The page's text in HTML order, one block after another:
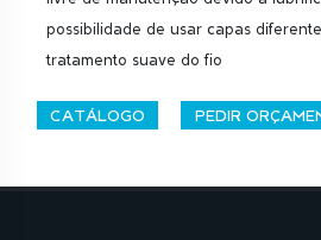
possibilidade de usar capas
tratamento suave do fio
CATÁLOGO PEDIR